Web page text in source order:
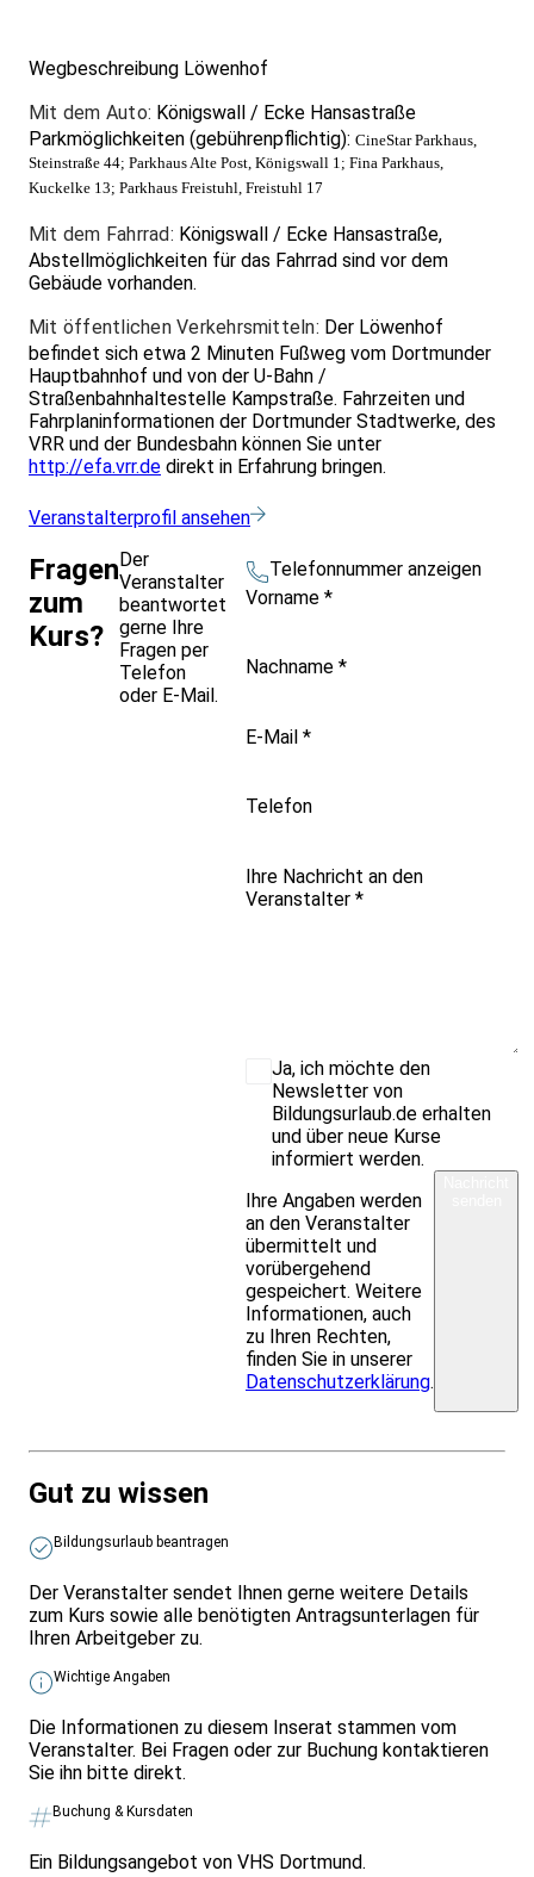
Wegbeschreibung Löwenhof
Mit dem Auto: Königswall / Ecke Hansastraße
Parkmöglichkeiten (gebührenpflichtig): CineStar Parkhaus,
Steinstraße 44; Parkhaus Alte Post, Königswall 1; Fina Parkhaus,
Kuckelke 13; Parkhaus Freistuhl, Freistuhl 17
Mit dem Fahrrad: Königswall / Ecke Hansastraße,
Abstellmöglichkeiten für das Fahrrad sind vor dem
Gebäude vorhanden.
Mit öffentlichen Verkehrsmitteln: Der Löwenhof
befindet sich etwa 2 Minuten Fußweg vom Dortmunder
Hauptbahnhof und von der U-Bahn /
Straßenbahnhaltestelle Kampstraße. Fahrzeiten und
Fahrplaninformationen der Dortmunder Stadtwerke, des
VRR und der Bundesbahn können Sie unter
http://efa.vrr.de direkt in Erfahrung bringen.
Veranstalterprofil ansehen
Fragen
zum
Kurs?
Der
Veranstalter
beantwortet
gerne Ihre
Fragen per
Telefon
oder E-Mail.
Telefonnummer anzeigen
Vorname *
Nachname *
E-Mail *
Telefon
Ihre Nachricht an den
Veranstalter *
Ja, ich möchte den
Newsletter von
Bildungsurlaub.de erhalten
und über neue Kurse
informiert werden.
Ihre Angaben werden
an den Veranstalter
übermittelt und
vorübergehend
gespeichert. Weitere
Informationen, auch
zu Ihren Rechten,
finden Sie in unserer
Datenschutzerklärung.
Gut zu wissen
Bildungsurlaub beantragen
Der Veranstalter sendet Ihnen gerne weitere Details
zum Kurs sowie alle benötigten Antragsunterlagen für
Ihren Arbeitgeber zu.
Wichtige Angaben
Die Informationen zu diesem Inserat stammen vom
Veranstalter. Bei Fragen oder zur Buchung kontaktieren
Sie ihn bitte direkt.
Buchung & Kursdaten
Ein Bildungsangebot von VHS Dortmund.